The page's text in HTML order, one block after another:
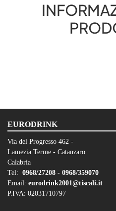
EURODRINK
Via del Progresso 462 -
Lamezia Terme - Catanzaro
Calabria
Tel: 0968/27208 - 0968/359070
Email: eurodrink2001@tiscali.it
P.IVA: 02031710797